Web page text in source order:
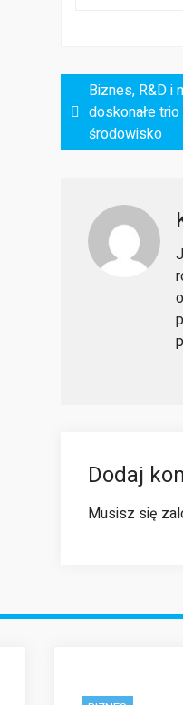
Nawigacja
wpisu
Biznes, R&D i
doskonałe
środowisko
Dodaj
Musisz się